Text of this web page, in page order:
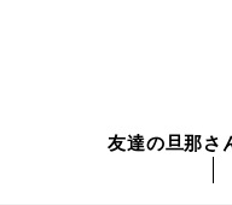
友達の旦那さ